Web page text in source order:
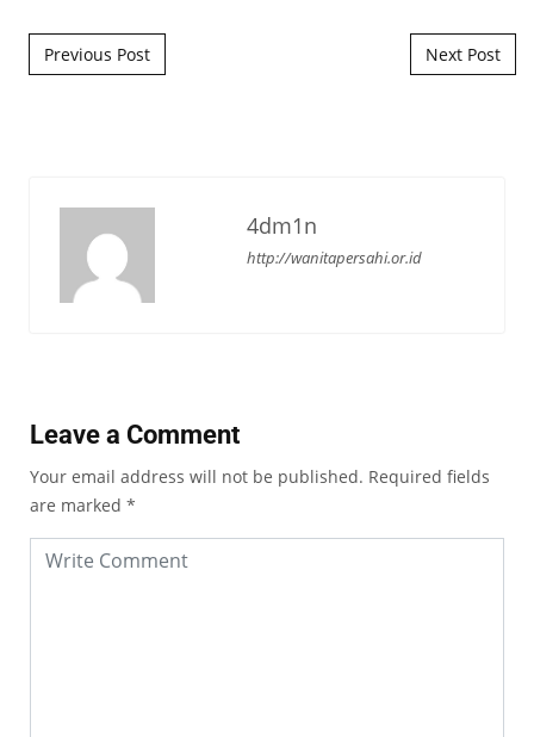
Post navigation
Previous Post Next Post
4dm1n
http://wanitapersahi.or.id
Leave a Comment
Your email address will not be published. Required fields
are marked *